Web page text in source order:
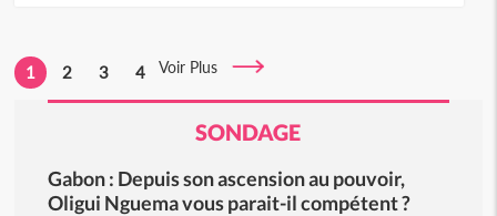
1 2 3 4 Voir Plus
SONDAGE
Gabon : Depuis son ascension au pouvoir,
Oligui Nguema vous parait-il compétent ?